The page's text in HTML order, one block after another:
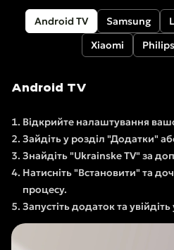
Android TV Samsung
Xiaomi
Philips
Android TV
Відкрийте налаштування
Зайдіть у розділ "Додатки"
Знайдіть "Ukrainske TV" за
Натисніть "Встановити" та
процесу.
Запустіть додаток та увійдіть